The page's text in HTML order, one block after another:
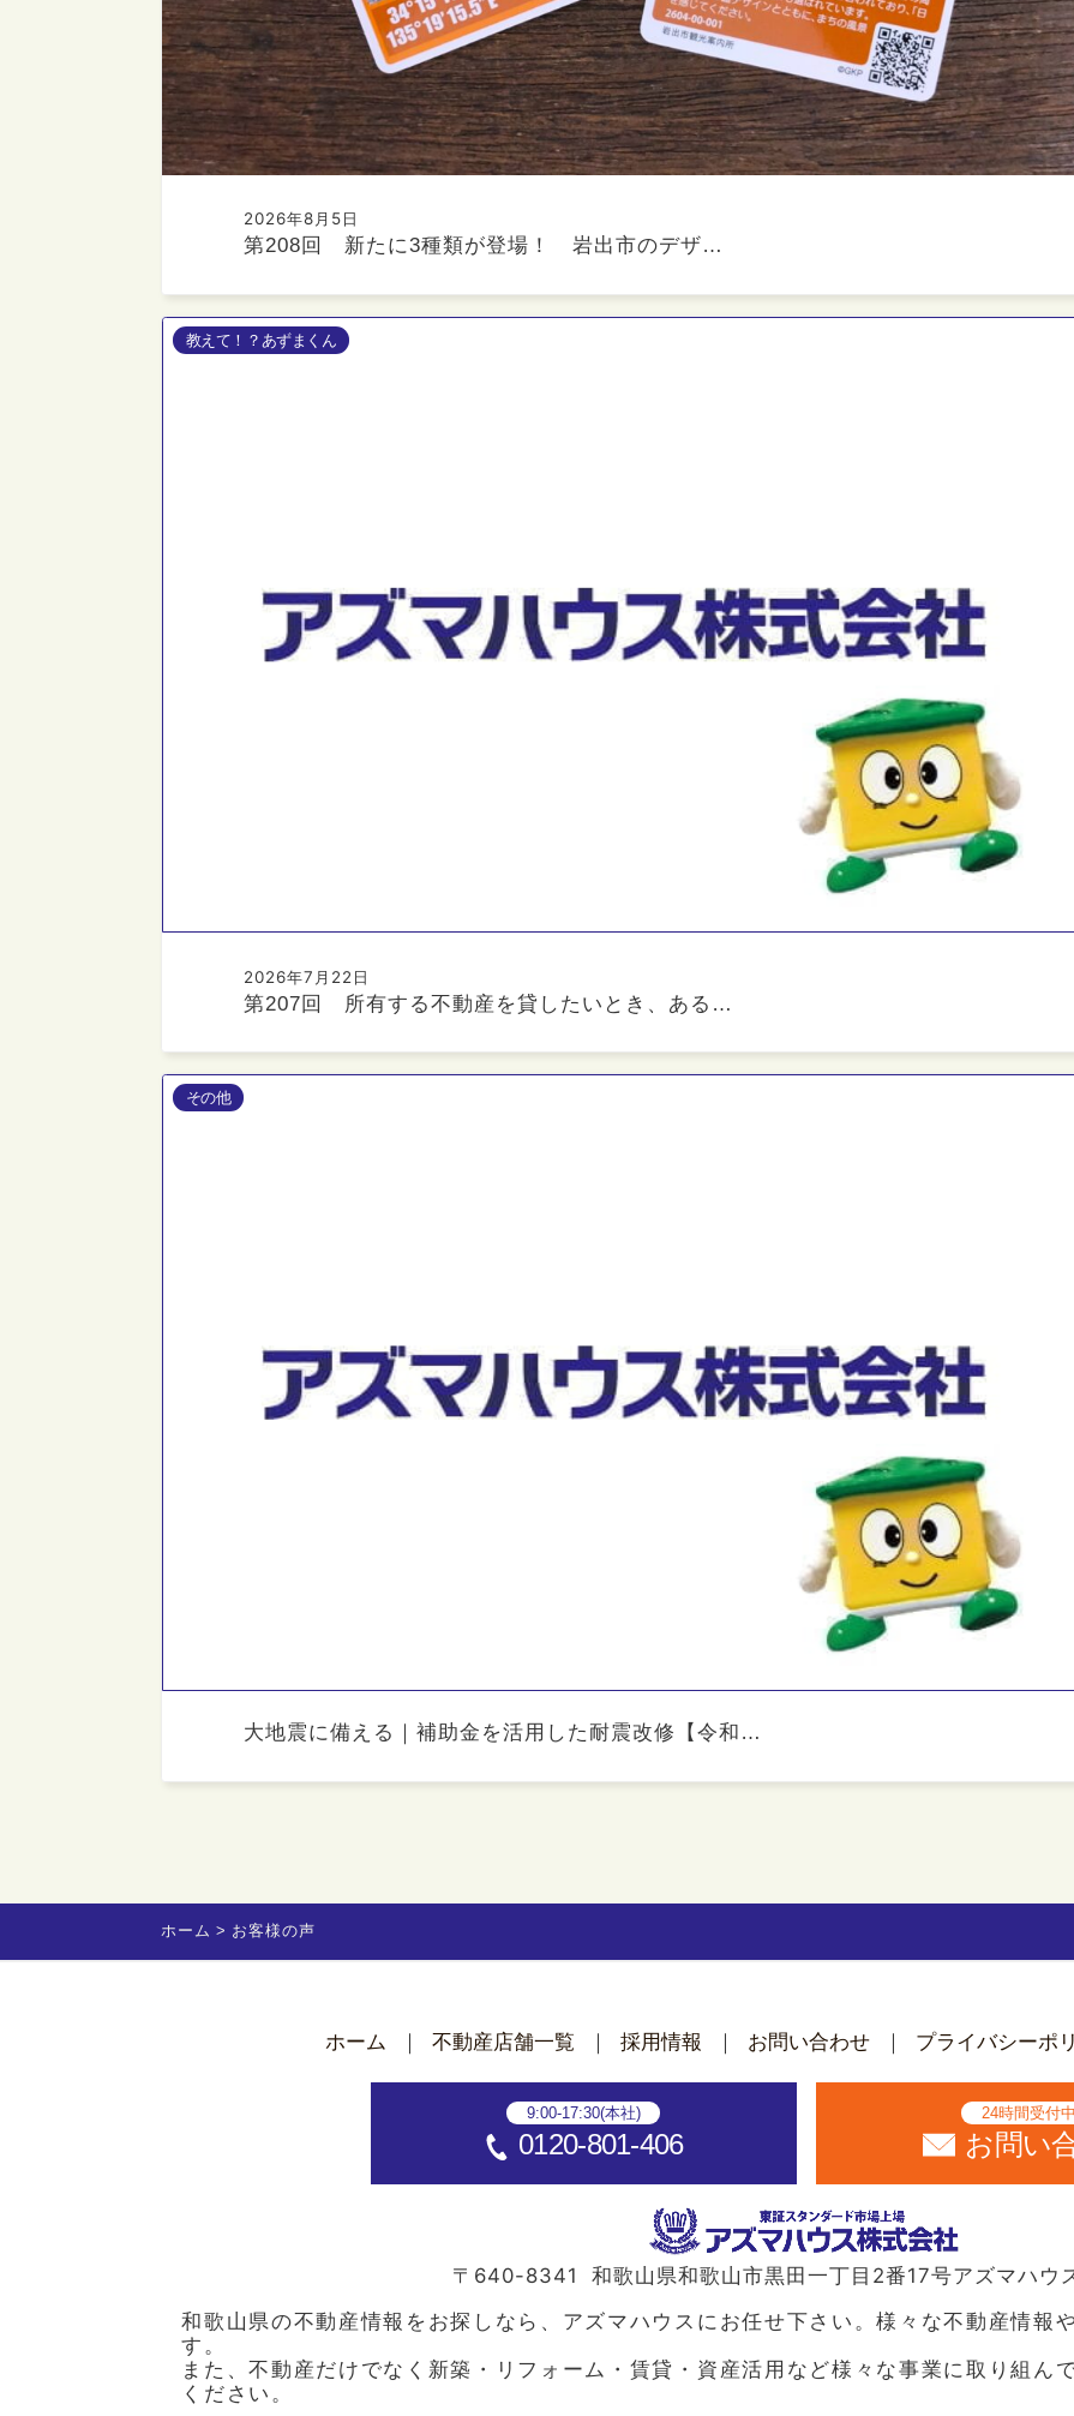
2026年8月5日
第208回 新たに3種類が登場！ 岩出市のデザ…
教えて！？あずまくん
2026年7月22日
第207回 所有する不動産を貸したいとき、ある…
その他
大地震に備える｜補助金を活用した耐震改修【令和…
ホーム お客様の声
ホーム 不動産店舗一覧 採用情報 お問い合わせ プライバシーポ
9:00-17:30(本社)
0120-801-406
24時間受付中
お問い
〒640-8341 和歌山県和歌山市黒田一丁目2番17号アズマハウ
和歌山県の不動産情報をお探しなら、アズマハウスにお任せ下さい。様々な不動産情報
す。
また、不動産だけでなく新築・リフォーム・賃貸・資産活用など様々な事業に取り組ん
ください。